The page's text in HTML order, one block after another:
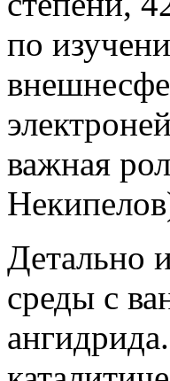
по
важная
Детально
среды с